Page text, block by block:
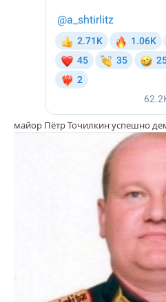
майор Пётр Точилкин успешно